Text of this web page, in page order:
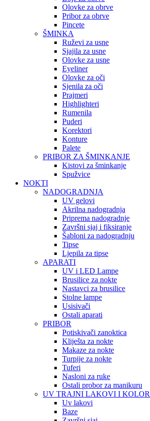
Olovke za obrve
Pribor za obrve
Pincete
ŠMINKA
Ruževi za usne
Sjajila za usne
Olovke za usne
Eyeliner
Olovke za oči
Sjenila za oči
Prajmeri
Highlighteri
Rumenila
Puderi
Korektori
Konture
Palete
PRIBOR ZA ŠMINKANJE
Kistovi za šminkanje
Spužvice
NOKTI
NADOGRADNJA
UV gelovi
Akrilna nadogradnja
Priprema nadogradnje
Završni sjaj i fiksiranje
Šabloni za nadogradnju
Tipse
Ljepila za tipse
APARATI
UV i LED Lampe
Brusilice za nokte
Nastavci za brusilice
Stolne lampe
Usisivači
Ostali aparati
PRIBOR
Potiskivači zanoktica
Kliješta za nokte
Makaze za nokte
Turpije za nokte
Tuferi
Nasloni za ruke
Ostali probor za manikuru
UV TRAJNI LAKOVI I
Uv lakovi
Baze